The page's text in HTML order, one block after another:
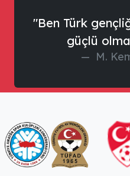
"Ben Türk
güçlü
M.